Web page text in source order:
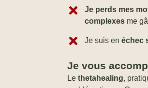
Je perds mes
complexesme
Je suis en échec
Je vous
Le thetahealing,